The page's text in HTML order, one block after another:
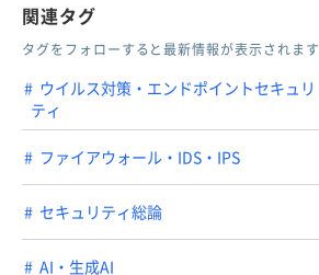
関連タグ
タグをフォローすると最新情報が表示されます
ウイルス対策・エンドポイントセキュリ
ティ
ファイアウォール・IDS・IPS
セキュリティ総論
AI・生成AI